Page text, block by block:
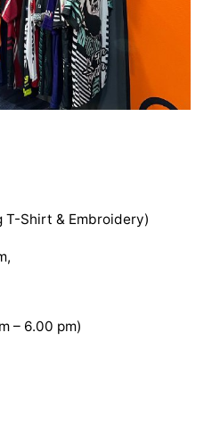
T-Shirt & Embroidery)
– 6.00 pm)